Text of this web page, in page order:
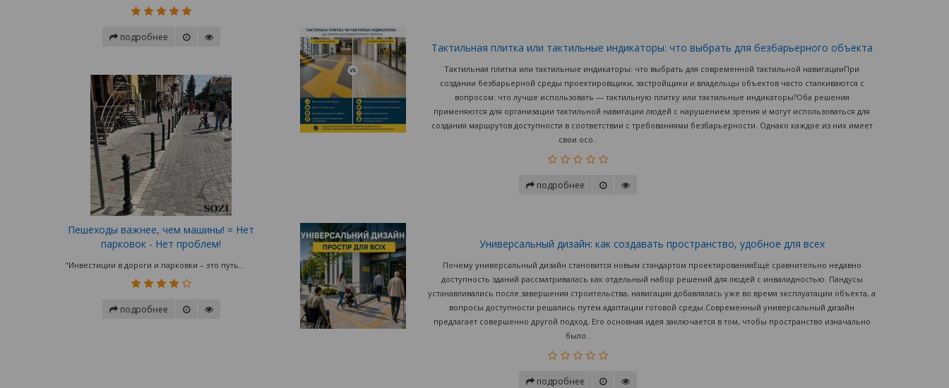
подробнее
Пешеходы важнее, чем машины! = Нет
парковок - Нет проблем!
"Инвестиции в дороги и парковки – это путь...
подробнее
Тактильная плитка или тактильные индикаторы: что выбрать для безбарьерного объекта
Тактильная плитка или тактильные индикаторы: что выбрать для современной тактильной навигацииПри
создании безбарьерной среды проектировщики, застройщики и владельцы объектов часто сталкиваются с
вопросом: что лучше использовать — тактильную плитку или тактильные индикаторы?Оба решения
применяются для организации тактильной навигации людей с нарушением зрения и могут использоваться для
создания маршрутов доступности в соответствии с требованиями безбарьерности. Однако каждое из них имеет
свои осо..
подробнее
Универсальный дизайн: как создавать пространство, удобное для всех
Почему универсальный дизайн становится новым стандартом проектированияЕщё сравнительно недавно
доступность зданий рассматривалась как отдельный набор решений для людей с инвалидностью. Пандусы
устанавливались после завершения строительства, навигация добавлялась уже во время эксплуатации объекта, а
вопросы доступности решались путём адаптации готовой среды.Современный универсальный дизайн
предлагает совершенно другой подход. Его основная идея заключается в том, чтобы пространство изначально
было..
подробнее